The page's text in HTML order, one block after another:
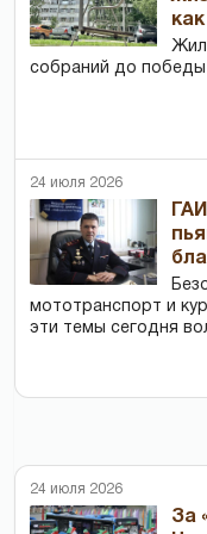
собраний до победы
24 июля 2026
мототранспорт и
эти темы сегодня
24 июля 2026
За